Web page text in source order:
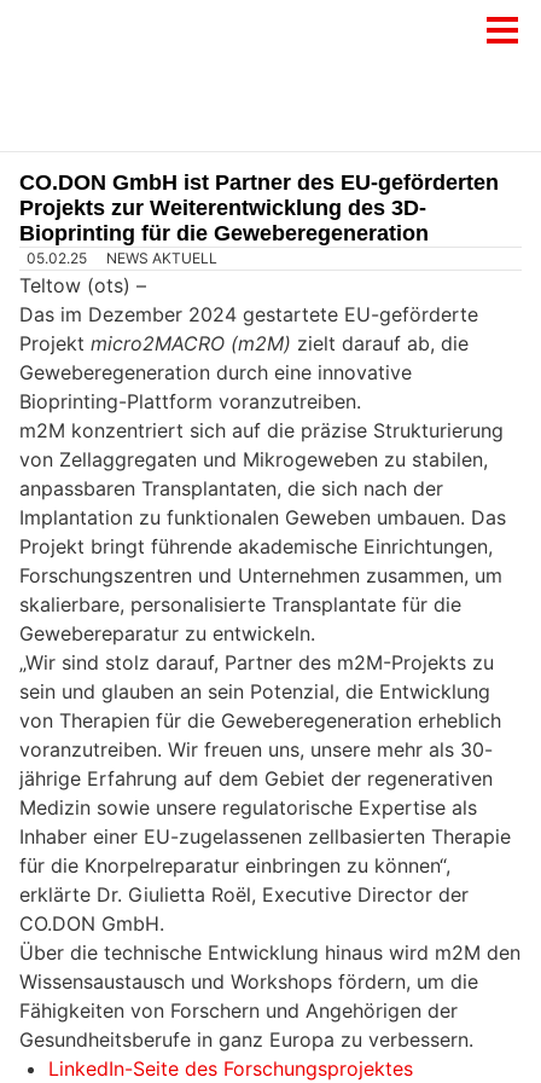
CO.DON GmbH ist Partner des EU-geförderten
Projekts zur Weiterentwicklung des 3D-
Bioprinting für die Geweberegeneration
05.02.25 NEWS AKTUELL
Teltow (ots) –
Das im Dezember 2024 gestartete EU-geförderte
Projekt micro2MACRO (m2M) zielt darauf ab, die
Geweberegeneration durch eine innovative
Bioprinting-Plattform voranzutreiben.
m2M konzentriert sich auf die präzise Strukturierung
von Zellaggregaten und Mikrogeweben zu stabilen,
anpassbaren Transplantaten, die sich nach der
Implantation zu funktionalen Geweben umbauen. Das
Projekt bringt führende akademische Einrichtungen,
Forschungszentren und Unternehmen zusammen, um
skalierbare, personalisierte Transplantate für die
Gewebereparatur zu entwickeln.
„Wir sind stolz darauf, Partner des m2M-Projekts zu
sein und glauben an sein Potenzial, die Entwicklung
von Therapien für die Geweberegeneration erheblich
voranzutreiben. Wir freuen uns, unsere mehr als 30-
jährige Erfahrung auf dem Gebiet der regenerativen
Medizin sowie unsere regulatorische Expertise als
Inhaber einer EU-zugelassenen zellbasierten Therapie
für die Knorpelreparatur einbringen zu können“,
erklärte Dr. Giulietta Roël, Executive Director der
CO.DON GmbH.
Über die technische Entwicklung hinaus wird m2M den
Wissensaustausch und Workshops fördern, um die
Fähigkeiten von Forschern und Angehörigen der
Gesundheitsberufe in ganz Europa zu verbessern.
LinkedIn-Seite des Forschungsprojektes